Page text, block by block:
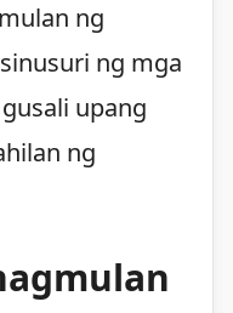
ng
ng mga
upang
ng